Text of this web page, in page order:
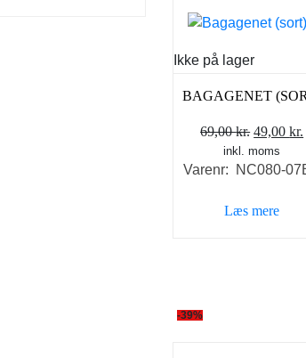
Ikke på lager
BAGAGENET
69,00kr. Den
pris
69,00 kr..
49,00kr.
inkl. moms
Varenr: NC080-
Læs mere
-39%